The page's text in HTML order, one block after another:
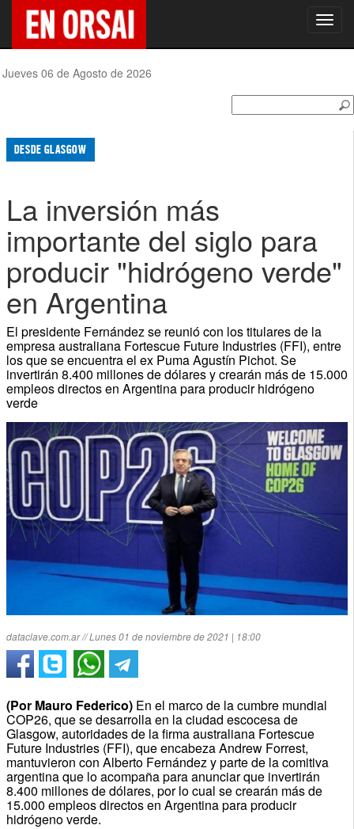
Jueves 06 de Agosto de 2026
DESDE GLASGOW
La inversión más
importante del siglo para
producir "hidrógeno verde"
en Argentina
El presidente Fernández se reunió con los titulares de la
empresa australiana Fortescue Future Industries (FFI), entre
los que se encuentra el ex Puma Agustín Pichot. Se
invertirán 8.400 millones de dólares y crearán más de 15.000
empleos directos en Argentina para producir hidrógeno
verde
dataclave.com.ar // Lunes 01 de noviembre de 2021 | 18:00
(Por Mauro Federico)En el marco de la cumbre mundial
COP26, que se desarrolla en la ciudad escocesa de
Glasgow, autoridades de la firma australiana Fortescue
Future Industries (FFI), que encabeza Andrew Forrest,
mantuvieron con Alberto Fernández y parte de la comitiva
argentina que lo acompaña para anunciar que invertirán
8.400 millones de dólares, por lo cual se crearán más de
15.000 empleos directos en Argentina para producir
hidrógeno verde.